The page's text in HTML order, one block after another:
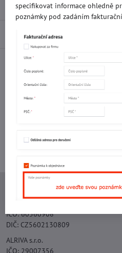
Recenze 0
Diskuse 0
Facebook TwitterBluesky
Potřebujete poradit
Kontaktujte nás:
+420 577 523 563
Ing. Vojtěch Lečbych -
IČO: 60560908
DIČ: CZ5602130809
ALRIVA s.r.o.
IČO: 29007356
specifikovat informace ohledně
poznámky pod zadáním